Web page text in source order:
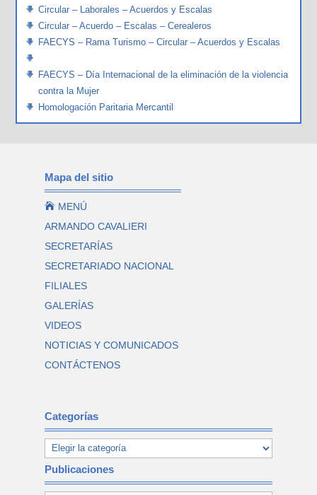
Circular – Laborales – Acuerdos y Escalas
Circular – Acuerdo – Escalas – Cerealeros
FAECYS – Rama Turismo – Circular – Acuerdos y Escalas
FAECYS – Día Internacional de la eliminación de la violencia
contra la Mujer
Homologación Paritaria Mercantil
Mapa del sitio
 MENÚ
ARMANDO CAVALIERI
SECRETARÍAS
SECRETARIADO NACIONAL
FILIALES
GALERÍAS
VIDEOS
NOTICIAS Y COMUNICADOS
CONTÁCTENOS
Categorías
Publicaciones